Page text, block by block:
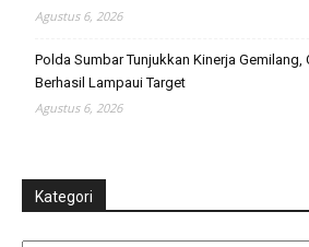
Agustus 6, 2026
Polda Sumbar Tunjukkan Kinerja Gemilang,
Berhasil Lampaui Target
Agustus 6, 2026
Kategori
Kategori